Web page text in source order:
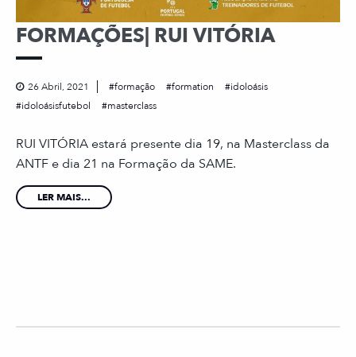
FORMAÇÕES| RUI VITÓRIA
26 Abril, 2021 formação formation
idoloásis
idoloásisfutebol
masterclass
RUI VITÓRIA estará presente dia 19, na Masterclass da
ANTF e dia 21 na Formação da SAME.
LER MAIS...